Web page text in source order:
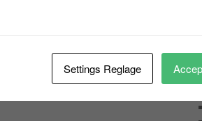
Settings Reglage